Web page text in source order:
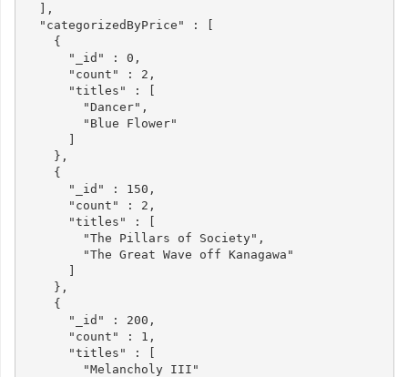
],
"categorizedByPrice"
:
[
{
"_id"
: 0 ,
"count"
: 2 ,
"titles"
:
[
"Dancer" ,
"Blue Flower"
]
},
{
"_id"
: 150 ,
"count"
: 2 ,
"titles"
:
[
"The Pillars of Society" ,
"The Great Wave off Kanagawa"
]
},
{
"_id"
: 200 ,
"count"
: 1 ,
"titles"
:
[
"Melancholy III"